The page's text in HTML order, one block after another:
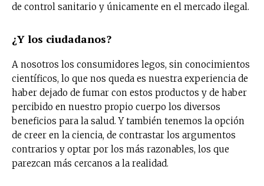
de control sanitario y únicamente en el mercado ilegal.
¿Y los ciudadanos?
A nosotros los consumidores legos, sin conocimientos
científicos, lo que nos queda es nuestra experiencia de
haber dejado de fumar con estos productos y de haber
percibido en nuestro propio cuerpo los diversos
beneficios para la salud. Y también tenemos la opción
de creer en la ciencia, de contrastar los argumentos
contrarios y optar por los más razonables, los que
parezcan más cercanos a la realidad.